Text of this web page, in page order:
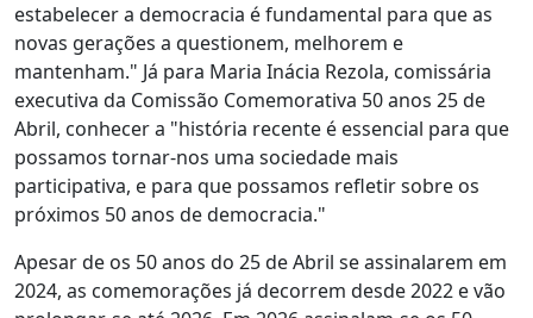
estabelecer a democracia é fundamental para que as
novas gerações a questionem, melhorem e
mantenham." Já para Maria Inácia Rezola, comissária
executiva da Comissão Comemorativa 50 anos 25 de
Abril, conhecer a "história recente é essencial para que
possamos tornar-nos uma sociedade mais
participativa, e para que possamos refletir sobre os
próximos 50 anos de democracia."
Apesar de os 50 anos do 25 de Abril se assinalarem em
2024, as comemorações já decorrem desde 2022 e vão